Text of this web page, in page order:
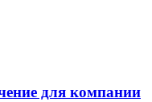
для компании